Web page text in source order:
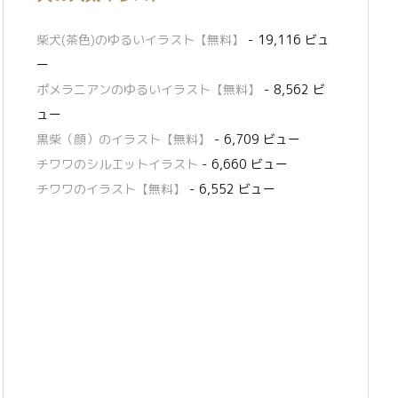
柴犬(茶色)のゆるいイラスト【無料】
- 19,116 ビュ
ー
ポメラニアンのゆるいイラスト【無料】
- 8,562 ビ
ュー
黒柴（顔）のイラスト【無料】
- 6,709 ビュー
チワワのシルエットイラスト - 6,660 ビュー
チワワのイラスト【無料】
- 6,552 ビュー